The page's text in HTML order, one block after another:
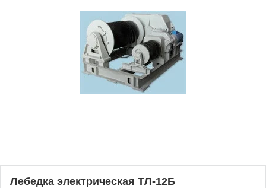
Лебедка электрическая ТЛ-12Б